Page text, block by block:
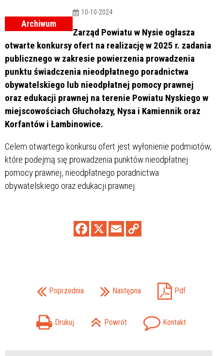
Archiwum
10-10-2024
Zarząd Powiatu w Nysie ogłasza
otwarte konkursy ofert na realizację w 2025 r. zadania
publicznego w zakresie powierzenia prowadzenia
punktu świadczenia nieodpłatnego poradnictwa
obywatelskiego lub nieodpłatnej pomocy prawnej
oraz edukacji prawnej na terenie Powiatu Nyskiego w
miejscowościach Głuchołazy, Nysa i Kamiennik oraz
Korfantów i Łambinowice.
Celem otwartego konkursu ofert jest wyłonienie podmiotów,
które podejmą się prowadzenia punktów nieodpłatnej
pomocy prawnej, nieodpłatnego poradnictwa
obywatelskiego oraz edukacji prawnej.
Poprzednia Następna Pdf
Drukuj Powrót Kontakt